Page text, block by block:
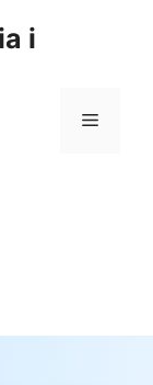
i
Menu